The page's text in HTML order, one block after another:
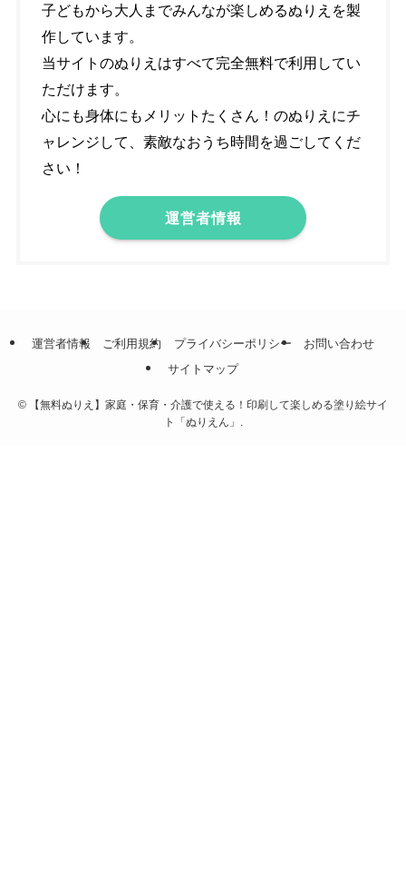
子どもから大人までみんなが楽しめるぬりえを製
作しています。
当サイトのぬりえはすべて完全無料で利用してい
ただけます。
心にも身体にもメリットたくさん！のぬりえにチ
ャレンジして、素敵なおうち時間を過ごしてくだ
さい！
運営者情報
運営者情報 ご利用規約 プライバシーポリシー
お問い合わせ
サイトマップ
© 【無料ぬりえ】家庭・保育・介護で使える！印刷して楽しめる塗り絵サイ
ト「ぬりえん」.